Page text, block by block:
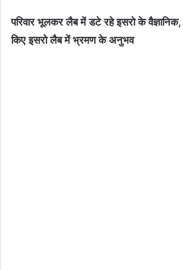
परिवार भूलकर लैब में डटे रहे इसरो के वैज्ञानिक,
किए इसरो लैब में भ्रमण के अनुभव